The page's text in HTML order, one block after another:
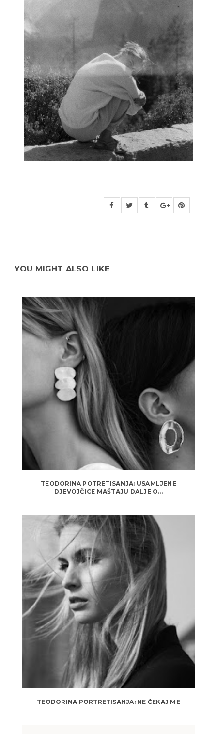
YOU MIGHT ALSO LIKE
TEODORINA POTRETISANJA: USAMLJENE
DJEVOJČICE MAŠTAJU DALJE O...
TEODORINA PORTRETISANJA: NE ČEKAJ ME